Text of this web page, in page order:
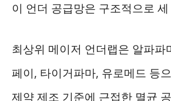
이 언더 공급망은 구조적으로
최상위 메이저 언더랩은 알파
페이, 타이거파마, 유로메드 등
제약 제조 기준에 근접한 멸균